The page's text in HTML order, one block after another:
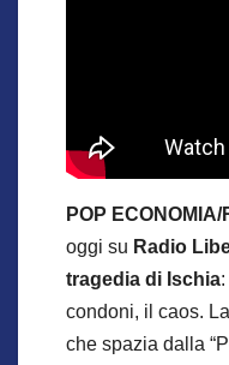
POP ECONOMIA/
oggi su Radio
tragedia di Ischia
condoni, il caos.
che spazia dalla